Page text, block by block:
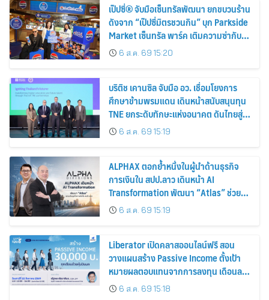
เป๊ปซี่® จับมือเซ็นทรัลพัฒนา ยกขบวนร้าน
ดังจาก “เป๊ปซี่มิตรชวนกิน” บุก Parkside
Market เซ็นทรัล พาร์ค เติมความซ่ากับอา
หารแซ่บให้สายกินตลอด 3 เดือน
6 ส.ค. 69 15:20
บริติช เคานซิล จับมือ อว. เชื่อมโยงการ
ศึกษาข้ามพรมแดน เดินหน้าสนับสนุนทุน
TNE ยกระดับทักษะแห่งอนาคต ดันไทยสู่
ศูนย์กลางการศึกษาภูมิภาค
6 ส.ค. 69 15:19
ALPHAX ตอกย้ำหนึ่งในผู้นำด้านธุรกิจ
การเงินใน สปป.ลาว เดินหน้า AI
Transformation พัฒนา “Atlas” ช่วย
ยกระดับธุรกิจการเงินใน สปป.ลาว
6 ส.ค. 69 15:19
Liberator เปิดคลาสออนไลน์ฟรี สอน
วางแผนสร้าง Passive Income ตั้งเป้า
หมายผลตอบแทนจากการลงทุน เดือนละ
30,000 บาท ด้วยหุ้นปันผล
6 ส.ค. 69 15:18